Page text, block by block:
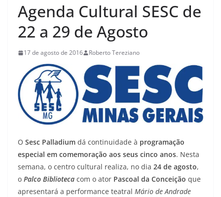
Agenda Cultural SESC de
22 a 29 de Agosto
17 de agosto de 2016 Roberto Tereziano
O Sesc Palladium dá continuidade à programação
especial em comemoração aos seus cinco anos. Nesta
semana, o centro cultural realiza, no dia 24 de agosto,
o Palco Biblioteca com o ator Pascoal da Conceição que
apresentará a performance teatral Mário de Andrade